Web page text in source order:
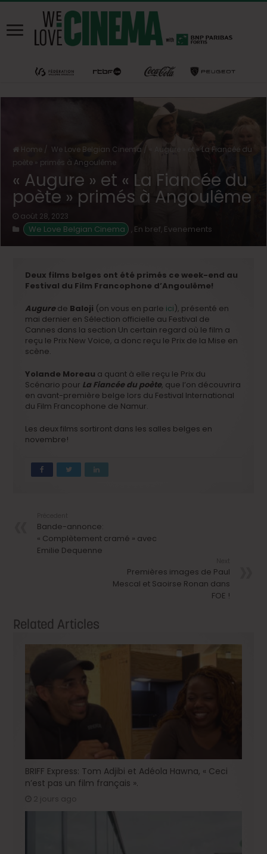
Home / We Love Belgian Cinema /
« Augure » et « La Fiancée du
poète » primés à Angoulême
« Augure » et « La Fiancée du
poète » primés à Angoulême
août 28, 2023
We Love Belgian Cinema En bref Evenements
Deux films belges ont été primés ce week-end au
Festival du Film Francophone d’Angoulême!
Augurede Baloji (on vous en parle ici), présenté en
mai dernier en Sélection officielle au Festival de
Cannes dans la section Un certain regard où le film a
reçu le Prix New Voice, a donc reçu le Prix de la Mise en
scène.
Yolande Moreau a quant à elle reçu le Prix du
Scénario pour La Fiancée du poète, que l’on découvrira
en avant-première belge lors du Festival International
du Film Francophone de Namur.
Les deux films sortiront dans les salles belges en
novembre!
Bande-annonce:
« Complètement cramé » avec
Emilie Dequenne
Premières images de Paul
Mescal et Saoirse Ronan dans
FOE !
Related Articles
BRIFF Express: Tom Adjibi et Adéola Hawna, « Ceci
n’est pas un film français ».
2 jours ago